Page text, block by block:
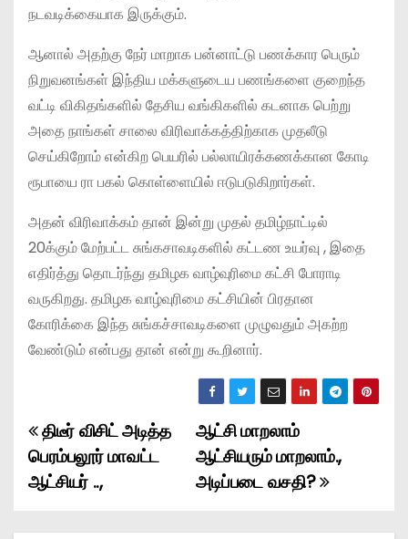
நடவடிக்கையாக இருக்கும்.
ஆனால் அதற்கு நேர் மாறாக பன்னாட்டு பணக்கார பெரும்
நிறுவனங்கள் இந்திய மக்களுடைய பணங்களை குறைந்த
வட்டி விகிதங்களில் தேசிய வங்கிகளில் கடனாக பெற்று
அதை நாங்கள் சாலை விரிவாக்கத்திற்காக முதலீடு
செய்கிறோம் என்கிற பெயரில் பல்லாயிரக்கணக்கான கோடி
ரூபாயை ரா பகல் கொள்ளையில் ஈடுபடுகிறார்கள்.
அதன் விரிவாக்கம் தான் இன்று முதல் தமிழ்நாட்டில்
20க்கும் மேற்பட்ட சுங்கசாவடிகளில் கட்டண உயர்வு , இதை
எதிர்த்து தொடர்ந்து தமிழக வாழ்வுரிமை கட்சி போராடி
வருகிறது. தமிழக வாழ்வுரிமை கட்சியின் பிரதான
கோரிக்கை இந்த சுங்கச்சாவடிகளை முழுவதும் அகற்ற
வேண்டும் என்பது தான் என்று கூறினார்.
P
o
ஆட்சி மாறலாம்
ஆட்சியரும் மாறலாம்.,
அடிப்படை வசதி?
திடீர் விசிட் அடித்த
பெரம்பலூர் மாவட்ட
ஆட்சியர் ..,